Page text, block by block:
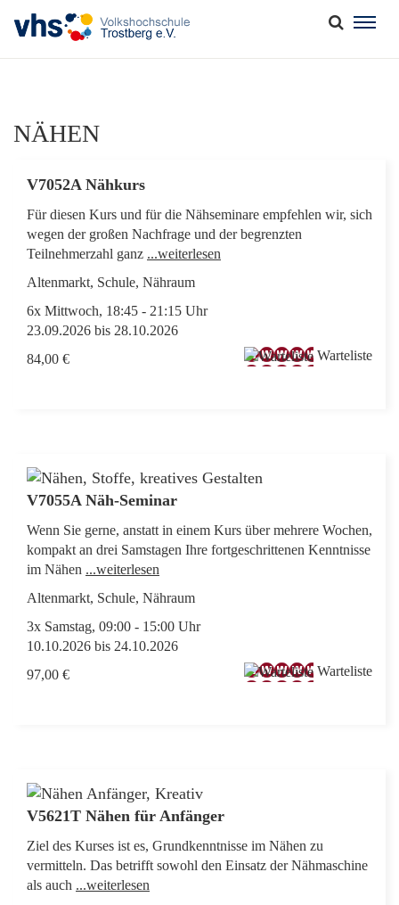
NÄHEN
V7052A Nähkurs
Für diesen Kurs und für die Nähseminare empfehlen wir, sich
wegen der großen Nachfrage und der begrenzten
Teilnehmerzahl ganz ...weiterlesen
Altenmarkt, Schule, Nähraum
6x Mittwoch, 18:45 - 21:15 Uhr
23.09.2026 bis 28.10.2026
84,00 €
Warteliste
V7055A Näh-Seminar
Wenn Sie gerne, anstatt in einem Kurs über mehrere Wochen,
kompakt an drei Samstagen Ihre fortgeschrittenen Kenntnisse
im Nähen ...weiterlesen
Altenmarkt, Schule, Nähraum
3x Samstag, 09:00 - 15:00 Uhr
10.10.2026 bis 24.10.2026
97,00 €
Warteliste
V5621T Nähen für Anfänger
Ziel des Kurses ist es, Grundkenntnisse im Nähen zu
vermitteln. Das betrifft sowohl den Einsatz der Nähmaschine
als auch ...weiterlesen